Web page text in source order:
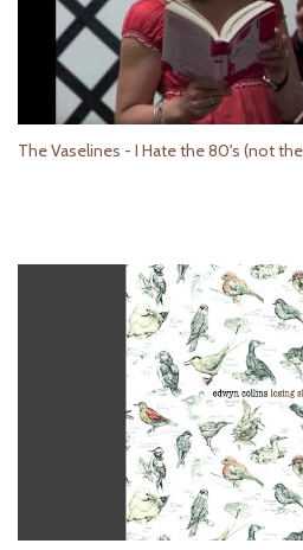
The Vaselines - I Hate the 80's (not